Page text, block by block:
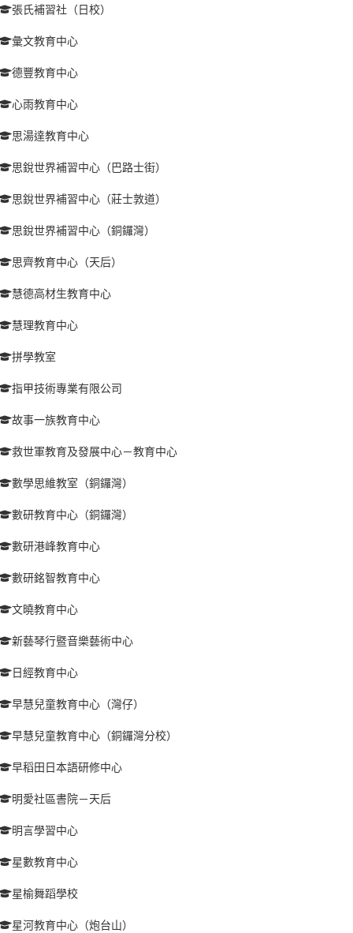
張氏補習社（日校）
彙文教育中心
德豐教育中心
心雨教育中心
思湯達教育中心
思銳世界補習中心（巴路士街）
思銳世界補習中心（莊士敦道）
思銳世界補習中心（銅鑼灣）
思齊教育中心（天后）
慧德高材生教育中心
慧理教育中心
拼學教室
指甲技術專業有限公司
故事一族教育中心
救世軍教育及發展中心－教育中心
數學思維教室（銅鑼灣）
數研教育中心（銅鑼灣）
數研港峰教育中心
數研銘智教育中心
文曉教育中心
新藝琴行暨音樂藝術中心
日經教育中心
早慧兒童教育中心（灣仔）
早慧兒童教育中心（銅鑼灣分校）
早稻田日本語研修中心
明愛社區書院－天后
明言學習中心
星數教育中心
星榆舞蹈學校
星河教育中心（炮台山）